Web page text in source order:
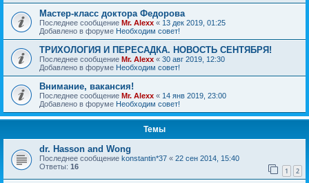
Мастер-класс доктора Федорова
Последнее сообщение Mr. Alexx « 13 дек 2019, 01:25
Добавлено в форуме Необходим совет!
ТРИХОЛОГИЯ И ПЕРЕСАДКА. НОВОСТЬ СЕНТЯБРЯ!
Последнее сообщение Mr. Alexx « 30 авг 2019, 12:30
Добавлено в форуме Необходим совет!
Внимание, вакансия!
Последнее сообщение Mr. Alexx « 14 янв 2019, 23:00
Добавлено в форуме Необходим совет!
Темы
dr. Hasson and Wong
Последнее сообщение konstantin*37 « 22 сен 2014, 15:40
Ответы: 16 1 2